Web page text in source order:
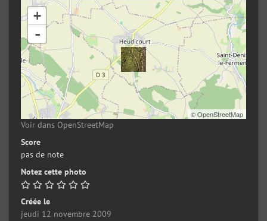
+
-
©OpenStreetMap
Voir dans OpenStreetMap
Score
pas de note
Notez cette photo
Créée le
jeudi 12 novembre 2009